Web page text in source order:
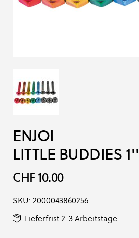
ENJOI
LITTLE BUDDIES 1''
CHF 10.00
SKU: 2000043860256
Lieferfrist 2-3 Arbeitstage